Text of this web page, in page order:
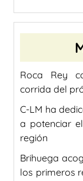
Roca Rey
corrida del
C-LM ha
a potenciar
región
Brihuega
los primeros